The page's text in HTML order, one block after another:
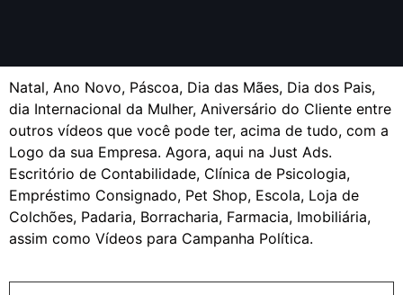
Natal, Ano Novo, Páscoa, Dia das Mães, Dia dos Pais,
dia Internacional da Mulher, Aniversário do Cliente entre
outros vídeos que você pode ter, acima de tudo, com a
Logo da sua Empresa. Agora, aqui na Just Ads.
Escritório de Contabilidade, Clínica de Psicologia,
Empréstimo Consignado, Pet Shop, Escola, Loja de
Colchões, Padaria, Borracharia, Farmacia, Imobiliária,
assim como Vídeos para Campanha Política.